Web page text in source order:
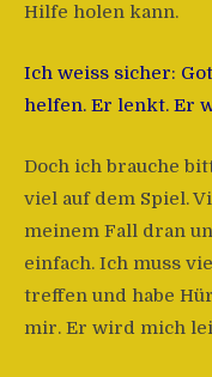
Hilfe holen kann.
Ich weiss sicher:
helfen. Er lenkt. Er
Doch ich brauche
viel auf dem Spiel.
meinem Fall dran
einfach. Ich muss
treffen und habe
mir. Er wird mich